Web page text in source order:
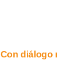
Con diálogo